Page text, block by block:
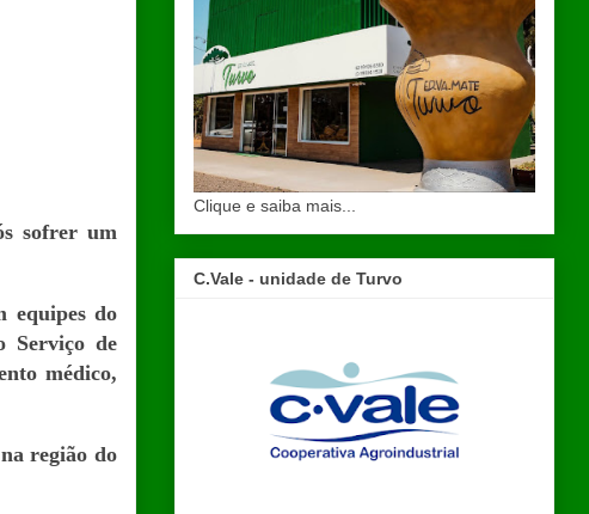
sofrer um
equipes do
Serviço de
médico,
região do
Clique e saiba mais...
C.Vale - unidade de Turvo